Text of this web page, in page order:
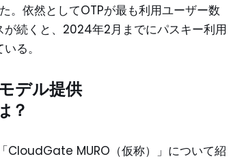
。依然としてOTPが最も利用ユーザー数
続くと、2024年2月までにパスキー利用
る。
デル提供
？
CloudGate MURO（仮称）」について紹